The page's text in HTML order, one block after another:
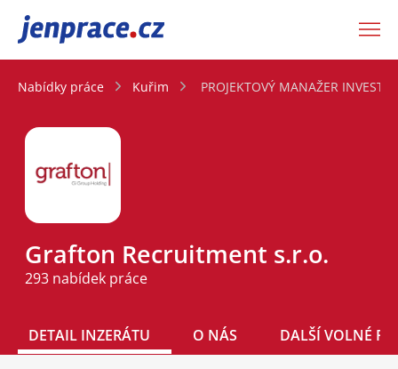
JenPráce.cz
Nabídky práce Kuřim PROJEKTOVÝ MANAŽER
Grafton Recruitment s.r.o.
293 nabídek práce
DETAIL INZERÁTU O NÁS DALŠÍ VOLNÉ